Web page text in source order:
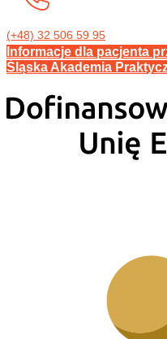
(+48) 32 506 59 95
Informacje dla pacjenta
Śląska Akademia